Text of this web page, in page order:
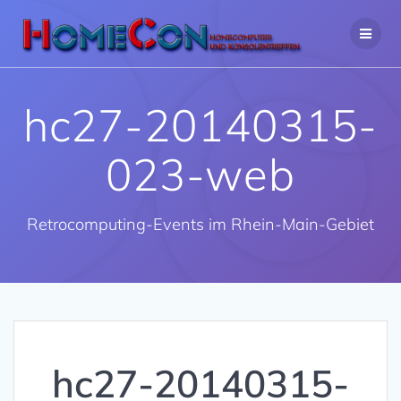
Inhalt
springen
hc27-20140315-
023-web
Retrocomputing-Events im Rhein-Main-Gebiet
hc27-20140315-